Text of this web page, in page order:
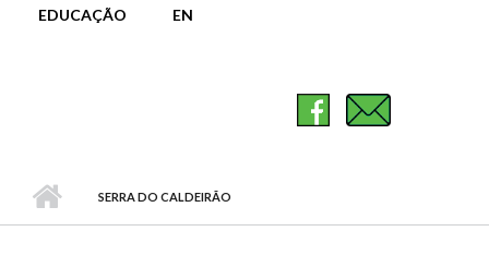
EDUCAÇÃO
EN
SERRA DO CALDEIRÃO